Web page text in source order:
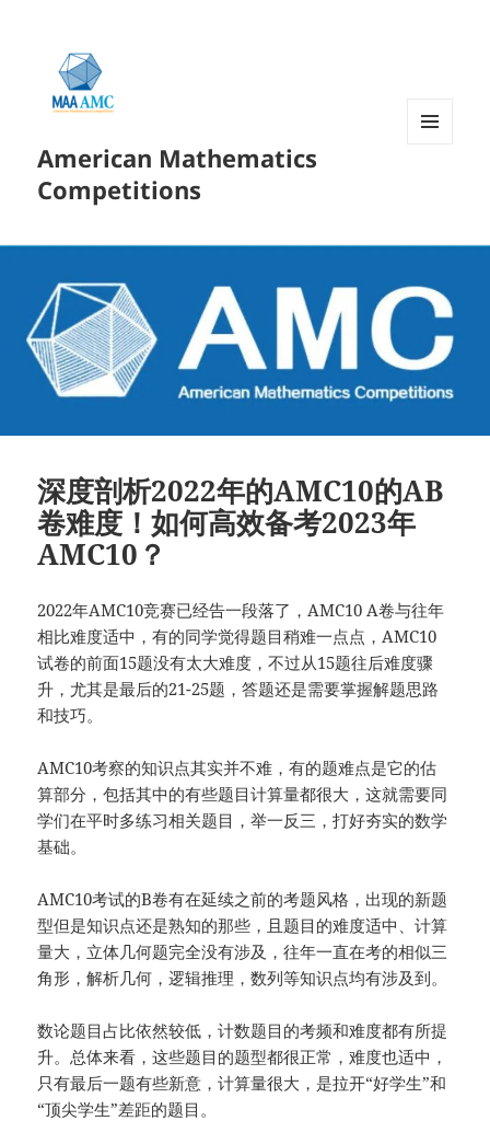
American Mathematics
Competitions
深度剖析2022年的AMC10的AB
卷难度！如何高效备考2023年
AMC10？
2022年AMC10竞赛已经告一段落了，AMC10 A卷与往年
相比难度适中，有的同学觉得题目稍难一点点，AMC10
试卷的前面15题没有太大难度，不过从15题往后难度骤
升，尤其是最后的21-25题，答题还是需要掌握解题思路
和技巧。
AMC10考察的知识点其实并不难，有的题难点是它的估
算部分，包括其中的有些题目计算量都很大，这就需要同
学们在平时多练习相关题目，举一反三，打好夯实的数学
基础。
AMC10考试的B卷有在延续之前的考题风格，出现的新题
型但是知识点还是熟知的那些，且题目的难度适中、计算
量大，立体几何题完全没有涉及，往年一直在考的相似三
角形，解析几何，逻辑推理，数列等知识点均有涉及到。
数论题目占比依然较低，计数题目的考频和难度都有所提
升。总体来看，这些题目的题型都很正常，难度也适中，
只有最后一题有些新意，计算量很大，是拉开“好学生”和
“顶尖学生”差距的题目。